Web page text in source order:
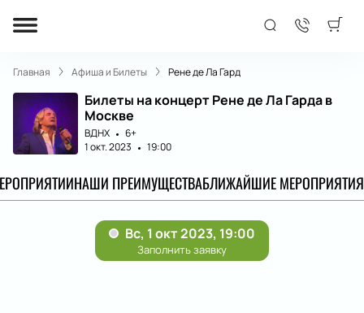
Главная Афиша и Билеты Рене де Ла Гард
Билеты на концерт Рене де Ла Гарда в
Москве
ВДНХ
6+
1 окт. 2023
19:00
НАШИ ПРЕИМУЩЕСТВАБЛИЖАЙШИЕ МЕРОПРИЯТИЯ